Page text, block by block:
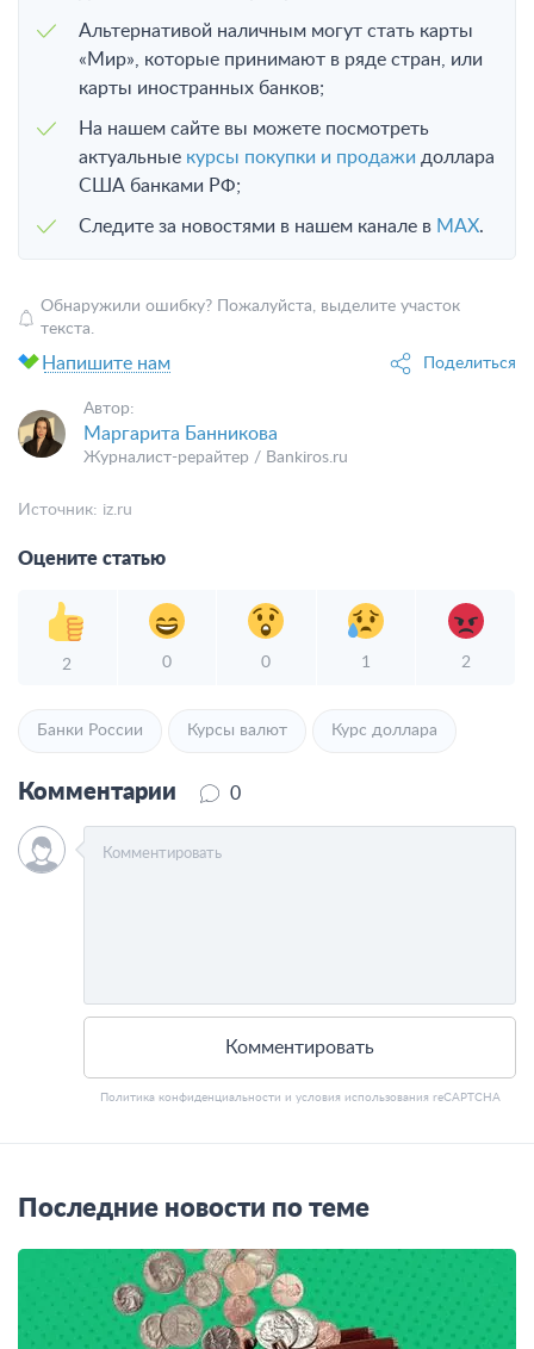
Альтернативой наличным могут стать карты
«Мир», которые принимают в ряде стран, или
карты иностранных банков;
На нашем сайте вы можете посмотреть
актуальные курсы покупки и продажи доллара
США банками РФ;
Следите за новостями в нашем канале в MAX.
Обнаружили ошибку? Пожалуйста, выделите участок
текста.
Напишите нам Поделиться
Автор:
Маргарита Банникова
Журналист-рерайтер / Bankiros.ru
Источник: iz.ru
Оцените статью
2 0 0 1 2
Банки России Курсы валют Курс доллара
Комментарии 0
Комментировать
Политика конфиденциальности и условия использования reCAPTCHA
Последние новости по теме